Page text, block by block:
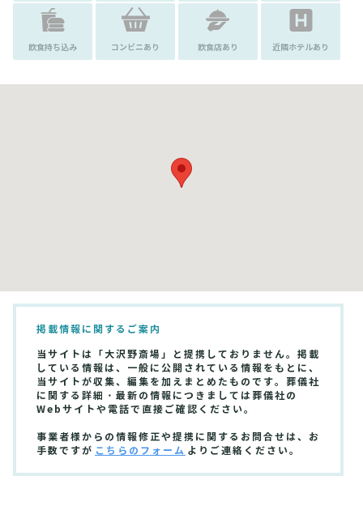
飲食持ち込み コンビニあり 飲食店あり 近隣ホテルあり
掲載情報に関するご案内
当サイトは「大沢野斎場」と提携しておりません。掲載
している情報は、一般に公開されている情報をもとに、
当サイトが収集、編集を加えまとめたものです。葬儀社
に関する詳細・最新の情報につきましては葬儀社の
Webサイトや電話で直接ご確認ください。
事業者様からの情報修正や提携に関するお問合せは、お
手数ですが こちらのフォーム よりご連絡ください。